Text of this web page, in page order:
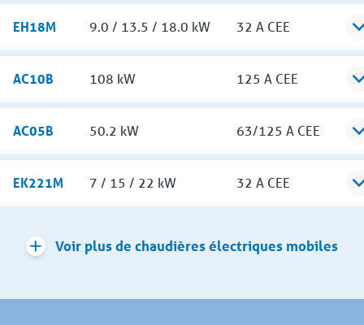
EH18M 9.0 / 13.5 / 18.0 kW 32 A CEE
AC10B 108 kW 125 A CEE
AC05B 50.2 kW 63/125 A CEE
EK221M 7 / 15 / 22 kW 32 A CEE
Voir plus de chaudières électriques mobiles